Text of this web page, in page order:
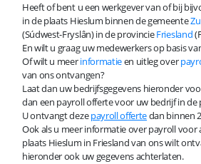
Heeft of bent u een werkgever van of bij
in de plaats Hieslum binnen de gemeente
(Súdwest-Fryslân) in de provincieFriesland
En wilt u graag uw medewerkers op basis
Of wilt u meerinformatieen uitleg over
van ons ontvangen?
Laat dan uw bedrijfsgegevens hieronder
dan een payroll offerte voor uw bedrijf in de
U ontvangt dezepayroll offertedan binnen
Ook als u meer informatie over payroll voor
plaats Hieslum in Friesland van ons wilt
hieronder ook uw gegevens achterlaten.